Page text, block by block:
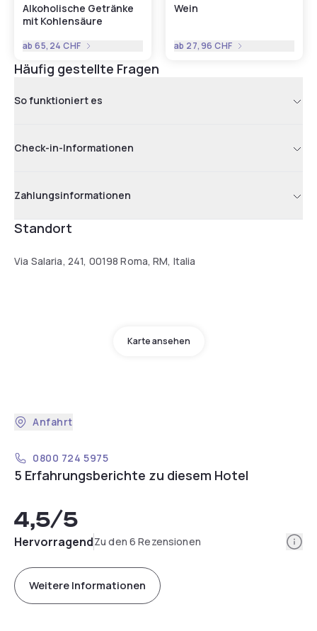
Alkoholische Getränke
mit Kohlensäure
ab65,24 CHF
Wein
ab 27,96 CHF
Häufig gestellte Fragen
So funktioniert es
Check-in-Informationen
Zahlungsinformationen
Standort
Via Salaria, 241, 00198 Roma, RM, Italia
Karte ansehen
Anfahrt
0800 724 5975
5 Erfahrungsberichte zu diesem Hotel
4,5/5
HervorragendZu den 6 Rezensionen
Weitere Informationen